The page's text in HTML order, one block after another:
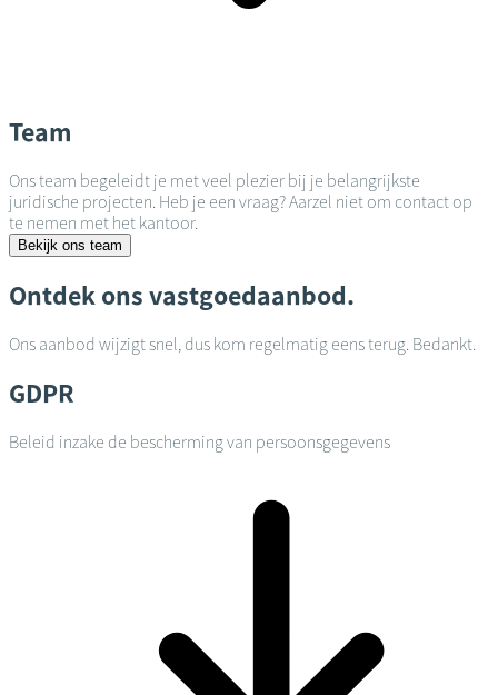
Team
Ons team begeleidt je met veel plezier bij je belangrijkste
juridische projecten. Heb je een vraag? Aarzel niet om contact op
te nemen met het kantoor.
Bekijk ons team
Ontdek ons vastgoedaanbod.
Ons aanbod wijzigt snel, dus kom regelmatig eens terug. Bedankt.
GDPR
Beleid inzake de bescherming van persoonsgegevens